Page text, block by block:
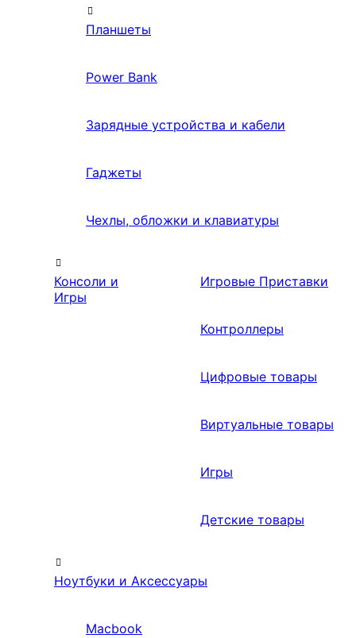
Планшеты
Power Bank
Зарядные устройства и кабели
Гаджеты
Чехлы, обложки и клавиатуры
Консоли и
Игры
Игровые Приставки
Контроллеры
Цифровые товары
Виртуальные товары
Игры
Детские товары
Ноутбуки и Аксессуары
Macbook